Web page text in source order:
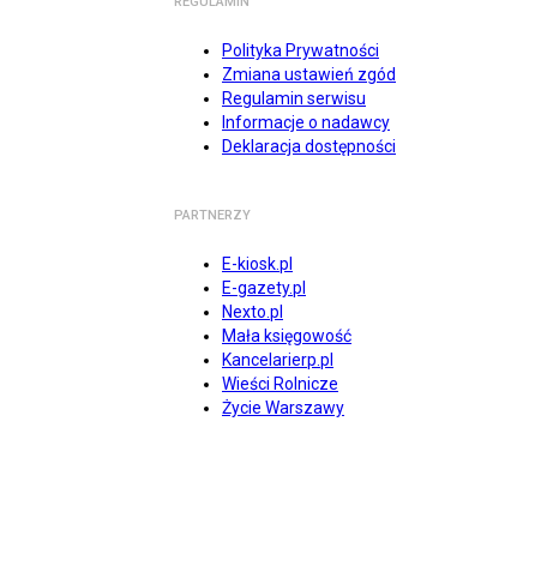
Polityka Prywatności
Zmiana ustawień zgód
Regulamin serwisu
Informacje o nadawcy
Deklaracja dostępności
PARTNERZY
E-kiosk.pl
E-gazety.pl
Nexto.pl
Mała księgowość
Kancelarierp.pl
Wieści Rolnicze
Życie Warszawy